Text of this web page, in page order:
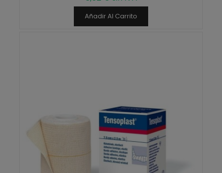
Añadir Al Carrito